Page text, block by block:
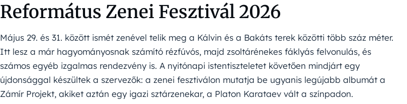
Református Zenei Fesztivál 2026
Május 29. és 31. között ismét zenével telik meg a Kálvin és a Bakáts terek közötti több száz méter.
Itt lesz a már hagyományosnak számító rézfúvós, majd zsoltárénekes fáklyás felvonulás, és
számos egyéb izgalmas rendezvény is. A nyitónapi istentiszteletet követően mindjárt egy
újdonsággal készültek a szervezők: a zenei fesztiválon mutatja be ugyanis legújabb albumát a
Zámír Projekt, akiket aztán egy igazi sztárzenekar, a Platon Karataev vált a színpadon.